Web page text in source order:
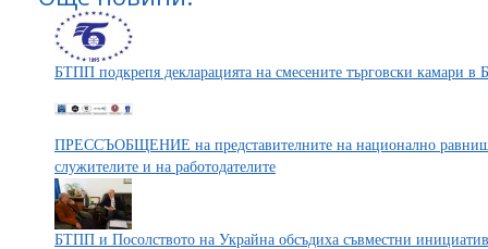
БТПП подкрепя декларацията на смесените търговски камари в
ПРЕССЪОБЩЕНИЕ на представителните на национално
служителите и на работодателите
БТПП и Посолството на Украйна обсъдиха съвместни